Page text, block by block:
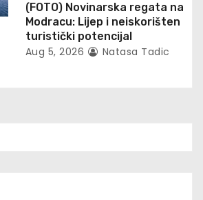
(FOTO) Novinarska regata na
Modracu: Lijep i neiskorišten
turistički potencijal
Aug 5, 2026 Natasa Tadic